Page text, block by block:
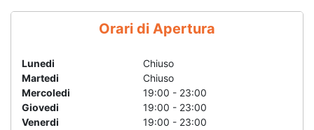
Orari di Apertura
Lunedi
Chiuso
Martedi
Chiuso
Mercoledi
19:00 - 23:00
Giovedi
19:00 - 23:00
Venerdi
19:00 - 23:00